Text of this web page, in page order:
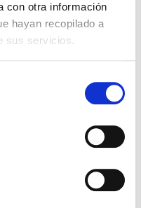
con otra información
hayan recopilado a
sus servicios.